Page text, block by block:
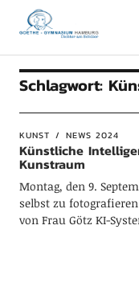
Goethe-
Schlagwort:
KUNST NEWS 2024
Künstliche
Kunstraum
Montag, den 9.
selbst zu
von Frau Götz KI-